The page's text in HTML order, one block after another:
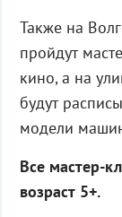
Также на
пройдут
кино, а на
будут
модели
Все мастер-
возраст 5+.